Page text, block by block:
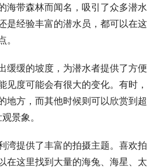
海带森林而闻名，吸引了众多潜水
是经验丰富的潜水员，都可以在这
缓缓的坡度，为潜水者提供了方便
见度可能会有很大的变化。有时，
地方，而其他时候则可以欣赏到超
景象。
湾提供了丰富的拍摄主题。喜欢拍
在这里找到大量的海兔、海星、太